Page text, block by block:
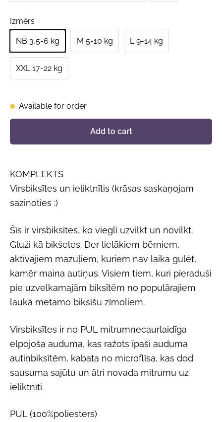
Izmērs
NB 3,5-6 kg M 5-10 kg L 9-14 kg
XXL 17-22 kg
Available for order
Add to cart
KOMPLEKTS
Virsbiksītes un ieliktnītis (krāsas saskaņojam
sazinoties :)
Šīs ir virsbiksītes, ko viegli uzvilkt un novilkt.
Gluži kā bikšeles. Der lielākiem bērniem,
aktīvajiem mazuļiem, kuriem nav laika gulēt,
kamēr maina autiņus. Visiem tiem, kuri pieraduši
pie uzvelkamajām biksītēm no populārajiem
laukā metamo biksīšu zīmoliem.
Virsbiksītes ir no PUL mitrumnecaurlaidīga
elpojoša auduma, kas ražots īpaši auduma
autiņbiksītēm, kabata no microflīsa, kas dod
sausuma sajūtu un ātri novada mitrumu uz
ieliktnīti.
PUL (100%poliesters)